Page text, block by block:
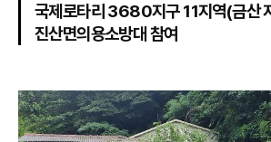
국제로타리 3680지구 11지역(금산
진산면의용소방대 참여